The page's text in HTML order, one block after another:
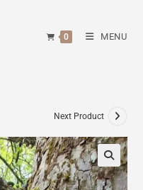
0 MENU
Next Product